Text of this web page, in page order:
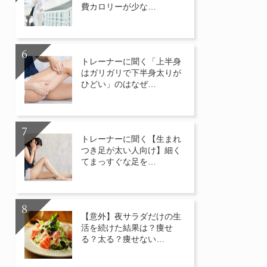
費カロリーが少な…
トレーナーに聞く「上半身
はガリガリで下半身太りが
ひどい」のはなぜ…
トレーナーに聞く【生まれ
つき足が太い人向け】細く
てまっすぐな足を…
【意外】夜サラダだけの生
活を続けた結果は？痩せ
る？太る？痩せない…